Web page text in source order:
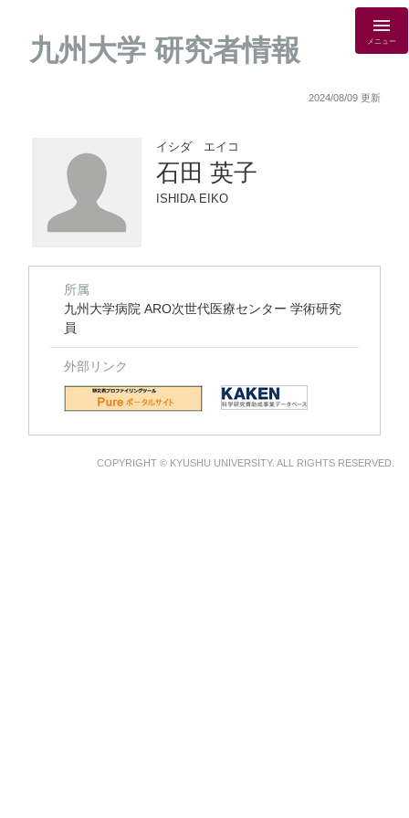
九州大学 研究者情報 メニュー
2024/08/09 更新
イシダ エイコ
石田 英子
ISHIDA EIKO
所属
九州大学病院 ARO次世代医療センター 学術研究
員
外部リンク
COPYRIGHT © KYUSHU UNIVERSITY. ALL RIGHTS RESERVED.